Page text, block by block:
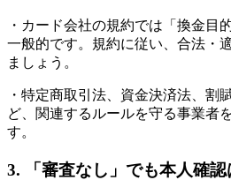
・カード会社の規約では「換金目
一般的です。規約に従い、合法・
ましょう。
・特定商取引法、資金決済法、割
ど、関連するルールを守る事業者
す。
3. 「審査なし」でも本人確認